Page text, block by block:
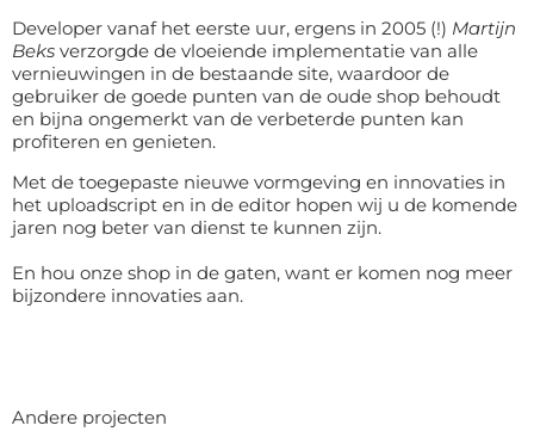
Developer vanaf het eerste uur, ergens in 2005 (!) Martijn
Beks verzorgde de vloeiende implementatie van alle
vernieuwingen in de bestaande site, waardoor de
gebruiker de goede punten van de oude shop behoudt
en bijna ongemerkt van de verbeterde punten kan
profiteren en genieten.
Met de toegepaste nieuwe vormgeving en innovaties in
het uploadscript en in de editor hopen wij u de komende
jaren nog beter van dienst te kunnen zijn.
En hou onze shop in de gaten, want er komen nog meer
bijzondere innovaties aan.
Andere projecten